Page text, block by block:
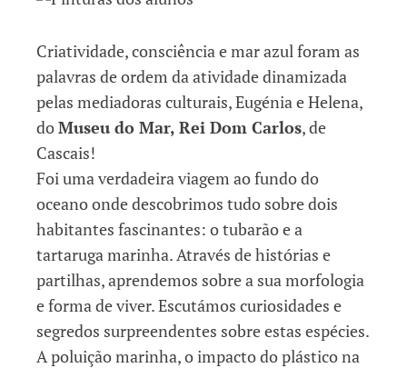
Criatividade, consciência e mar azul foram as
palavras de ordem da atividade dinamizada
pelas mediadoras culturais, Eugénia e Helena,
doMuseu do Mar, Rei Dom Carlos, de
Cascais!
Foi uma verdadeira viagem ao fundo do
oceano onde descobrimos tudo sobre dois
habitantes fascinantes: o tubarão e a
tartaruga marinha. Através de histórias e
partilhas, aprendemos sobre a sua morfologia
e forma de viver. Escutámos curiosidades e
segredos surpreendentes sobre estas espécies.
A poluição marinha, o impacto do plástico na